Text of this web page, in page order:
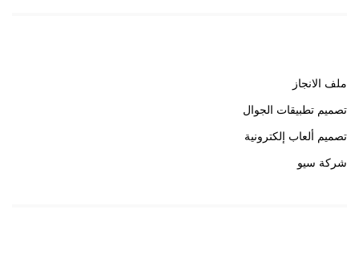
ملف الانجاز
تصميم تطبيقات الجوال
تصميم ألعاب إلكترونية
شركة سيو